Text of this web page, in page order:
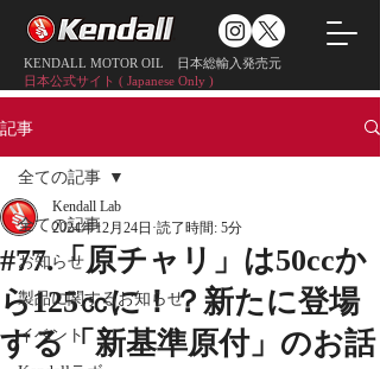
KENDALL MOTOR OIL 日本総輸入発売元
日本公式サイト ( Japanese Only )
記事
全ての記事
お知らせ
製品に関するお知らせ
イベント
全ての記事
#77.「原チャリ」は50ccか
ら125㏄に！？新たに登場
する「新基準原付」のお話
Kendall Lab
2024年12月24日
読了時間: 5分